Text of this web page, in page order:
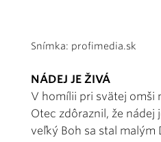
Snímka: profimedia.sk
NÁDEJ JE ŽIVÁ
V homílii pri svätej omši
Otec zdôraznil, že nádej
veľký Boh sa stal malým